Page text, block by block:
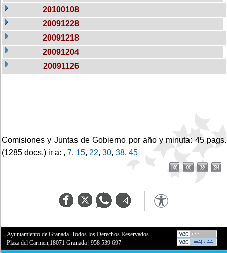
20100108
20091228
20091218
20091204
20091126
Comisiones y Juntas de Gobierno por año y minuta: 45 pags.
(1285 docs.) ir a: , 7, 15, 22, 30, 38, 45
Ayuntamiento de Granada. Todos los Derechos Reservados.
Plaza del Carmen,18071 Granada |958 539 697